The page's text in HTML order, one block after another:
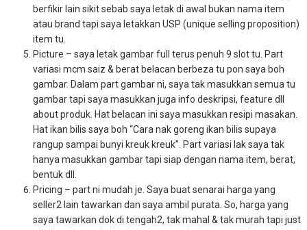
berfikir lain sikit sebab saya letak di awal bukan nama item
atau brand tapi saya letakkan USP (unique selling proposition)
item tu.
Picture – saya letak gambar full terus penuh 9 slot tu. Part
variasi mcm saiz & berat belacan berbeza tu pon saya boh
gambar. Dalam part gambar ni, saya tak masukkan semua tu
gambar tapi saya masukkan juga info deskripsi, feature dll
about produk. Hat belacan ini saya masukkan resipi masakan.
Hat ikan bilis saya boh “Cara nak goreng ikan bilis supaya
rangup sampai bunyi kreuk kreuk”. Part variasi lak saya tak
hanya masukkan gambar tapi siap dengan nama item, berat,
bentuk dll.
Pricing – part ni mudah je. Saya buat senarai harga yang
seller2 lain tawarkan dan saya ambil purata. So, harga yang
saya tawarkan dok di tengah2, tak mahal & tak murah tapi just